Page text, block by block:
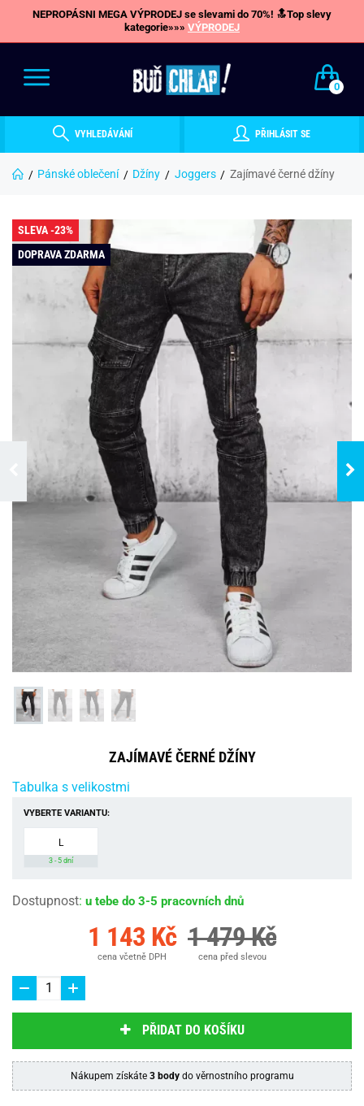
NEPROPÁSNI MEGA VÝPRODEJ se slevami do 70%! 🔝Top slevy
kategorie»»» VÝPRODEJ
0
VYHLEDÁVÁNÍ PŘIHLÁSIT SE
Pánské oblečení Džíny Joggers Zajímavé černé džíny
SLEVA -23%
DOPRAVA ZDARMA
ZAJÍMAVÉ ČERNÉ DŽÍNY
Tabulka s velikostmi
VYBERTE VARIANTU:
L
3 - 5 dní
Dostupnost: u tebe do 3-5 pracovních dnů
1 143 Kč
cena včetně DPH
1 479 Kč
cena před slevou
PŘIDAT DO KOŠÍKU
Nákupem získáte 3 bodydo věrnostního programu